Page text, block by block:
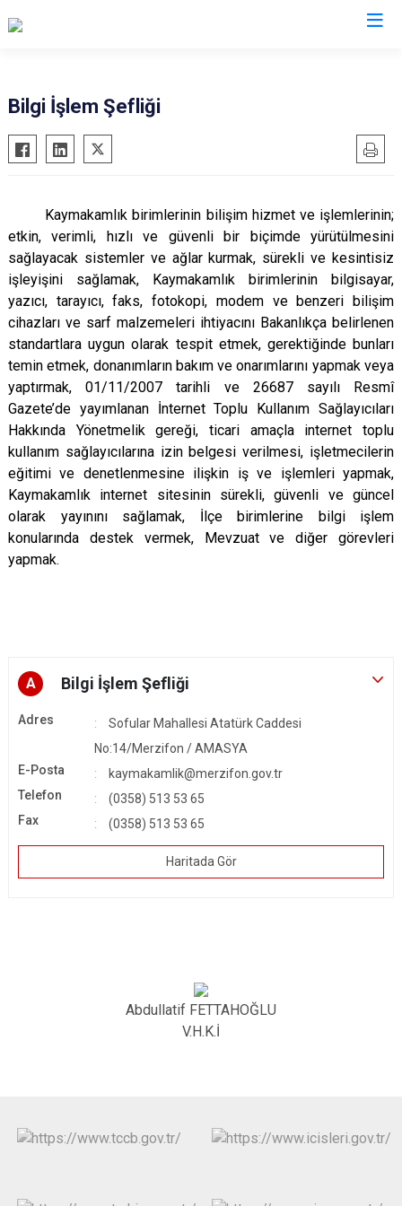
Göynücek
Gümüşhacıköy
Merzifon
Suluova
Taşova
Bilgi İşlem Şefliği
Kaymakamlık birimlerinin bilişim hizmet ve işlemlerinin;
etkin, verimli, hızlı ve güvenli bir biçimde yürütülmesini
sağlayacak sistemler ve ağlar kurmak, sürekli ve kesintisiz
işleyişini sağlamak, Kaymakamlık birimlerinin bilgisayar,
yazıcı, tarayıcı, faks, fotokopi, modem ve benzeri bilişim
cihazları ve sarf malzemeleri ihtiyacını Bakanlıkça belirlenen
standartlara uygun olarak tespit etmek, gerektiğinde bunları
temin etmek, donanımların bakım ve onarımlarını yapmak veya
yaptırmak, 01/11/2007 tarihli ve 26687 sayılı Resmî
Gazete’de yayımlanan İnternet Toplu Kullanım Sağlayıcıları
Hakkında Yönetmelik gereği, ticari amaçla internet toplu
kullanım sağlayıcılarına izin belgesi verilmesi, işletmecilerin
eğitimi ve denetlenmesine ilişkin iş ve işlemleri yapmak,
Kaymakamlık internet sitesinin sürekli, güvenli ve güncel
olarak yayınını sağlamak, İlçe birimlerine bilgi işlem
konularında destek vermek, Mevzuat ve diğer görevleri
yapmak.
A Bilgi İşlem Şefliği
Adres
Sofular Mahallesi Atatürk Caddesi
No:14/Merzifon / AMASYA
E-Posta
kaymakamlik@merzifon.gov.tr
Telefon
(0358) 513 53 65
Fax
(0358) 513 53 65
Haritada Gör
Abdullatif FETTAHOĞLU
V.H.K.İ